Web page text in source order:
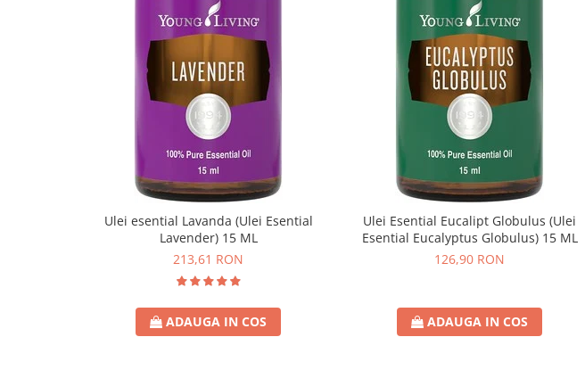
Ulei esential Lavanda (Ulei Esential
Lavender) 15 ML
213,61 RON
ADAUGA IN COS
Ulei Esential Eucalipt Globulus (Ulei
Esential Eucalyptus Globulus) 15 ML
126,90 RON
ADAUGA IN COS